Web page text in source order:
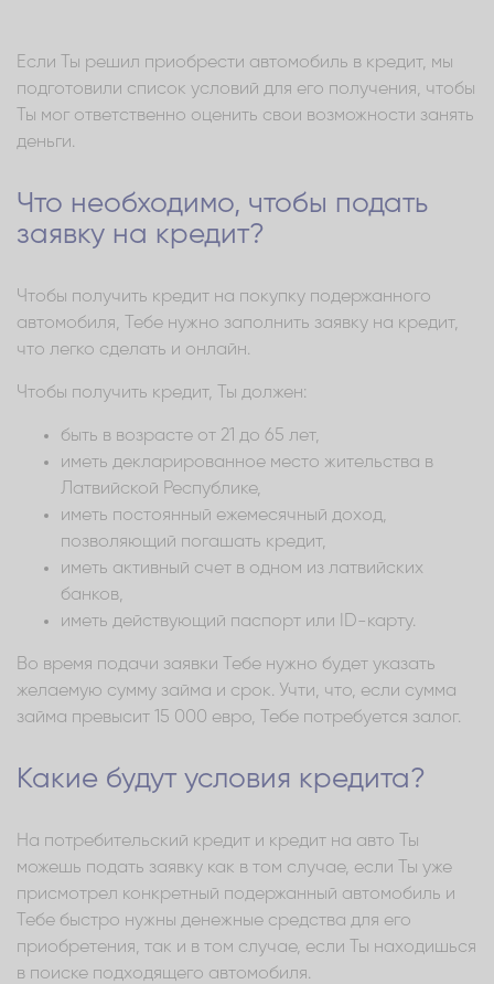
Если Ты решил приобрести автомобиль в кредит, мы
подготовили список условий для его получения, чтобы
Ты мог ответственно оценить свои возможности занять
деньги.
Что необходимо, чтобы подать
заявку на кредит?
Чтобы получить кредит на покупку подержанного
автомобиля, Тебе нужно заполнить заявку на кредит,
что легко сделать и онлайн.
Чтобы получить кредит, Ты должен:
быть в возрасте от 21 до 65 лет,
иметь декларированное место жительства в
Латвийской Республике,
иметь постоянный ежемесячный доход,
позволяющий погашать кредит,
иметь активный счет в одном из латвийских
банков,
иметь действующий паспорт или ID-карту.
Во время подачи заявки Тебе нужно будет указать
желаемую сумму займа и срок. Учти, что, если сумма
займа превысит 15 000 евро, Тебе потребуется залог.
Какие будут условия кредита?
На потребительский кредит и кредит на авто Ты
можешь подать заявку как в том случае, если Ты уже
присмотрел конкретный подержанный автомобиль и
Тебе быстро нужны денежные средства для его
приобретения, так и в том случае, если Ты находишься
в поиске подходящего автомобиля.